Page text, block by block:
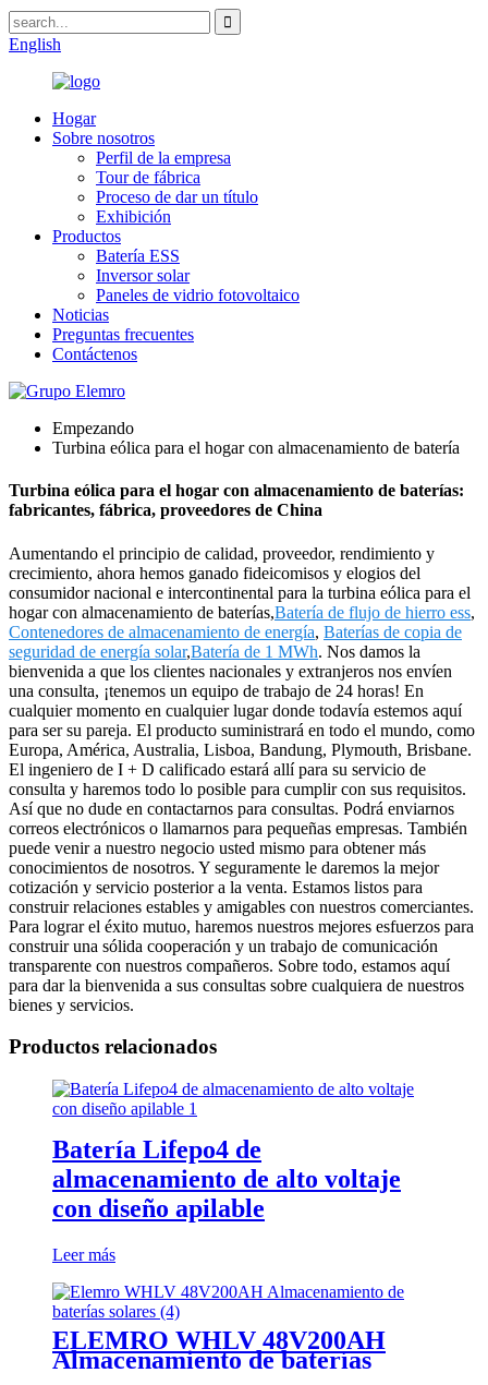
English
Hogar
Sobre nosotros
Perfil de la empresa
Tour de fábrica
Proceso de dar un título
Exhibición
Productos
Batería ESS
Inversor solar
Paneles de vidrio fotovoltaico
Noticias
Preguntas frecuentes
Contáctenos
Empezando
Turbina eólica para el hogar con almacenamiento de batería
Turbina eólica para el hogar con almacenamiento de baterías:
fabricantes, fábrica, proveedores de China
Aumentando el principio de calidad, proveedor, rendimiento y
crecimiento, ahora hemos ganado fideicomisos y elogios del
consumidor nacional e intercontinental para la turbina eólica para el
hogar con almacenamiento de baterías,Batería de flujo de hierro ess,
Contenedores de almacenamiento de energía, Baterías de copia de
seguridad de energía solar,Batería de 1 MWh. Nos damos la
bienvenida a que los clientes nacionales y extranjeros nos envíen
una consulta, ¡tenemos un equipo de trabajo de 24 horas! En
cualquier momento en cualquier lugar donde todavía estemos aquí
para ser su pareja. El producto suministrará en todo el mundo, como
Europa, América, Australia, Lisboa, Bandung, Plymouth, Brisbane.
El ingeniero de I + D calificado estará allí para su servicio de
consulta y haremos todo lo posible para cumplir con sus requisitos.
Así que no dude en contactarnos para consultas. Podrá enviarnos
correos electrónicos o llamarnos para pequeñas empresas. También
puede venir a nuestro negocio usted mismo para obtener más
conocimientos de nosotros. Y seguramente le daremos la mejor
cotización y servicio posterior a la venta. Estamos listos para
construir relaciones estables y amigables con nuestros comerciantes.
Para lograr el éxito mutuo, haremos nuestros mejores esfuerzos para
construir una sólida cooperación y un trabajo de comunicación
transparente con nuestros compañeros. Sobre todo, estamos aquí
para dar la bienvenida a sus consultas sobre cualquiera de nuestros
bienes y servicios.
Productos relacionados
Batería Lifepo4 de
almacenamiento de alto voltaje
con diseño apilable
Leer más
ELEMRO WHLV 48V200AH
Almacenamiento de baterías